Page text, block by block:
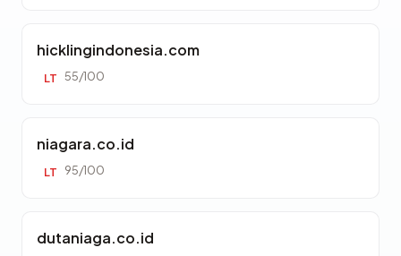
hicklingindonesia.com
LT 55/100
niagara.co.id
LT 95/100
dutaniaga.co.id